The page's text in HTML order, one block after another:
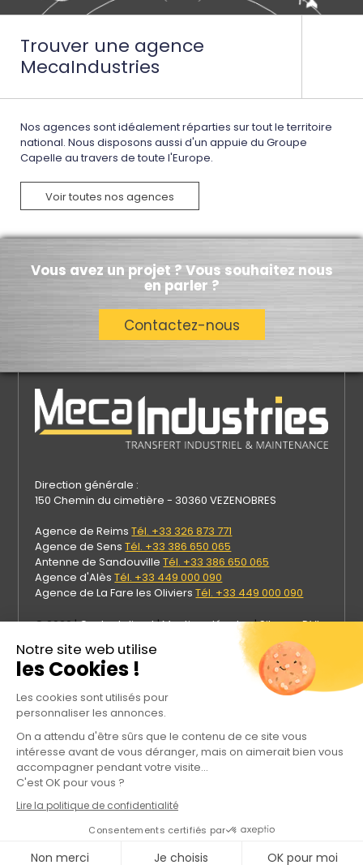
Notre site web utilise
les Cookies !
Les cookies sont utilisés pour
personnaliser les annonces.
On a attendu d'être sûrs que le contenu de ce site vous
intéresse avant de vous déranger, mais on aimerait bien vous
accompagner pendant votre visite...
C'est OK pour vous ?
Lire la politique de confidentialité
Consentements certifiés par
Non merci Je choisis OK pour moi
Trouver une agence
MecaIndustries
Nos agences sont idéalement réparties sur tout le territoire
national. Nous disposons aussi d'un appuie du Groupe
Capelle au travers de toute l'Europe.
Voir toutes nos agences
Vous avez un projet ? Vous souhaitez nous
en parler ?
Contactez-nous
Direction générale :
150 Chemin du cimetière - 30360 VEZENOBRES
Agence de ReimsTél. +33 326 873 771
Agence de SensTél. +33 386 650 065
Antenne de SandouvilleTél. +33 386 650 065
Agence d'AlèsTél. +33 449 000 090
Agence de La Fare les OliviersTél. +33 449 000 090
© 2026 |Contact direct|Mentions légales|Site par DVI
Rejoignez Meca Industries sur les réseaux sociaux